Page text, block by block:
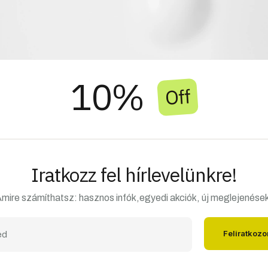
10% Off
Iratkozz fel hírlevelünkre!
számíthatsz: hasznos infók,egyedi akciók, új